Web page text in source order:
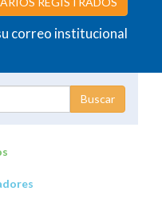
correo institucional